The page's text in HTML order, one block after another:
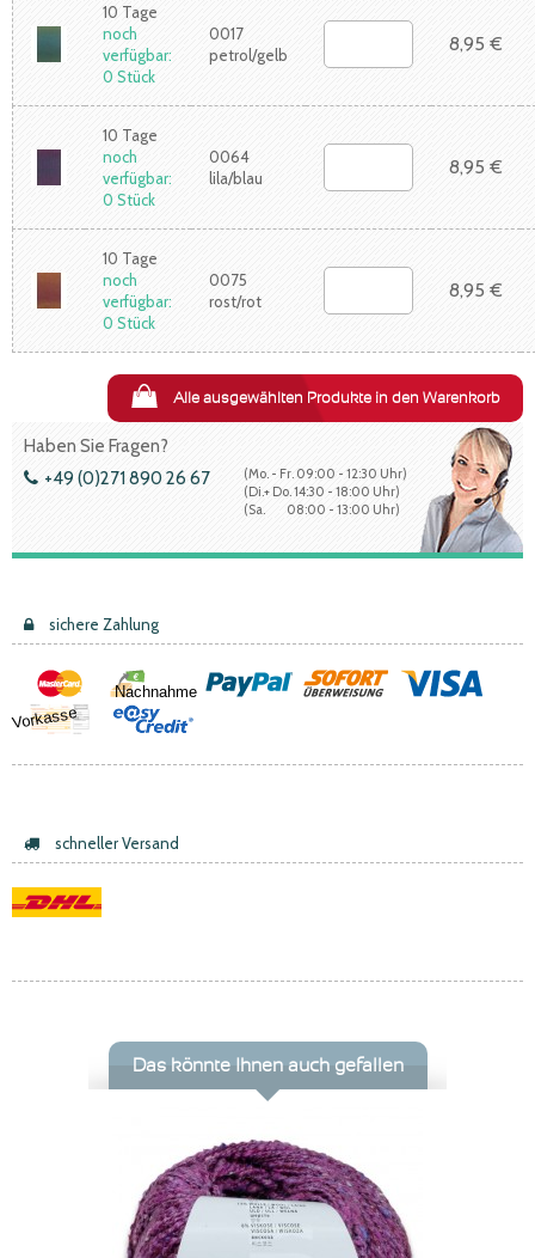
10 Tage
noch
verfügbar:
0 Stück
0017
petrol/gelb
8,95 €
10 Tage
noch
verfügbar:
0 Stück
0064
lila/blau
8,95 €
10 Tage
noch
verfügbar:
0 Stück
0075
rost/rot
8,95 €
Alle ausgewählten Produkte in den Warenkorb
Haben Sie Fragen?
+49 (0)271 890 26 67
(Mo. - Fr. 09:00 - 12:30 Uhr)
(Di.+ Do. 14:30 - 18:00 Uhr)
(Sa. 08:00 - 13:00 Uhr)
sichere Zahlung
Nachnahme
Vorkasse
schneller Versand
Das könnte Ihnen auch gefallen